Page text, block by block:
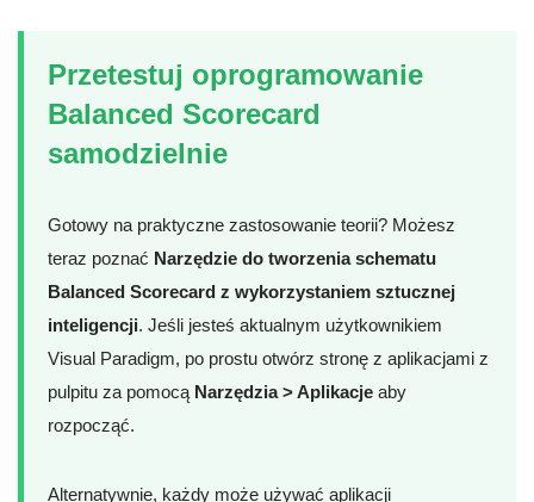
Przetestuj oprogramowanie
Balanced Scorecard
samodzielnie
Gotowy na praktyczne zastosowanie teorii? Możesz
teraz poznać Narzędzie do tworzenia schematu
Balanced Scorecard z wykorzystaniem sztucznej
inteligencji. Jeśli jesteś aktualnym użytkownikiem
Visual Paradigm, po prostu otwórz stronę z aplikacjami z
pulpitu za pomocą Narzędzia > Aplikacje aby
rozpocząć.
Alternatywnie, każdy może używać aplikacji